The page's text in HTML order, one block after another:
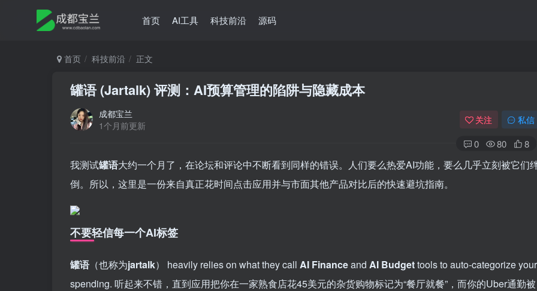
首页 AI工具 科技前沿 源码
首页 科技前沿 正文
罐语 (Jartalk) 评测：AI预算管理的陷阱与隐藏成本
成都宝兰
1个月前更新
关注 私信
0 80 8
我测试罐语大约一个月了，在论坛和评论中不断看到同样的错误。人们要么热爱AI功能，要么几乎立刻被它们
倒。所以，这里是一份来自真正花时间点击应用并与市面其他产品对比后的快速避坑指南。
不要轻信每一个AI标签
罐语 （也称为jartalk） heavily relies on what they call AI Financeand AI Budgettools to auto-categorize your
spending. 听起来不错，直到应用把你在一家熟食店花45美元的杂货购物标记为“餐厅就餐”，而你的Uber通勤被